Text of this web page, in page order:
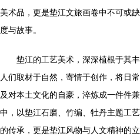
美术品，更是垫江文旅画卷中不可或
度与故事。
垫江的工艺美术，深深植根于其
人们取材于自然，寄情于创作，将日
及对本土文化的自豪，淬炼成一件件
中，以垫江石磨、竹编、牡丹主题工
的传承，更是垫江风物与人文精神的立